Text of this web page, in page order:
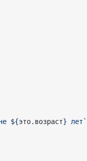
${это. возраст} лет`